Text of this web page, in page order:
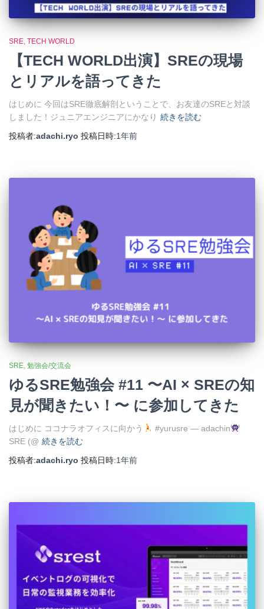
SRE TECH WORLD
【TECH WORLD出演】SREの現場
とリアルを語ってきた
はじめに 今回はSRE徹底解剖ということで、お友達のSREと対談
しました！ジュニアエンジニアにかなり 続きを読む
投稿者:adachi.ryo 投稿日時:1年前
SRE 勉強会/交流会
ゆるSRE勉強会 #11 〜AI × SREの知
見が聞きたい！〜 に参加してきた
はじめに ココナラオフィスに向かう
#yurusre — adachin
SRE (@ 続きを読む
投稿者:adachi.ryo 投稿日時:1年前